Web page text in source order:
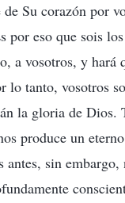
Su corazón por
por eso que sois
a vosotros, y
lo tanto, vosotros
la gloria de Dios.
produce un
antes, sin